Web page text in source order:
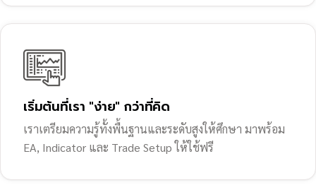
เริ่มต้นที่เรา "ง่าย" กว่าที่คิด
เราเตรียมความรู้ทั้งพื้นฐานและระดับสูงให้ศึกษา มาพร้อม
EA, Indicator และ Trade Setup ให้ใช้ฟรี